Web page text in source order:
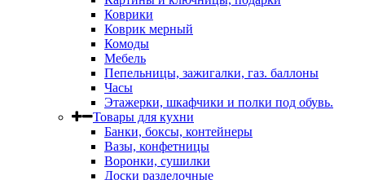
Коврики
Коврик мерный
Комоды
Мебель
Пепельницы, зажигалки, газ. баллоны
Часы
Этажерки, шкафчики и полки под обувь.
Товары для кухни
Банки, боксы, контейнеры
Вазы, конфетницы
Воронки, сушилки
Доски разделочные